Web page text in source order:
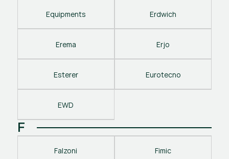
Equipments Erdwich
Erema Erjo
Esterer Eurotecno
EWD
F
Falzoni Fimic